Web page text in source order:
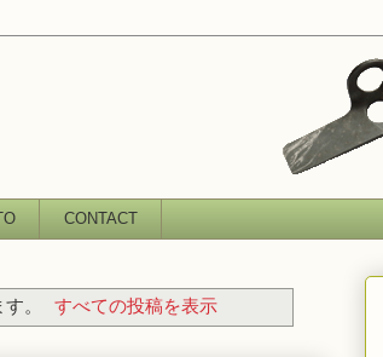
CONTACT
。 すべての投稿を表示